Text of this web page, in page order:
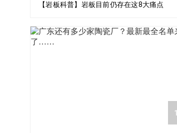
【岩板科普】岩板目前仍存在这8大痛点